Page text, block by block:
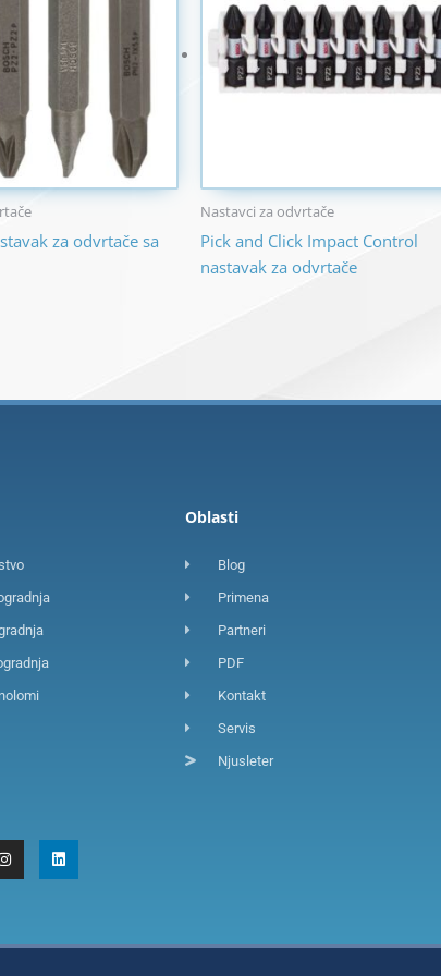
za odvrtače sa
Nastavci za odvrtače
Pick and Click Impact Control
nastavak za odvrtače
Oblasti
Blog
Primena
Partneri
PDF
Kontakt
Servis
Njusleter
s
t
n
k